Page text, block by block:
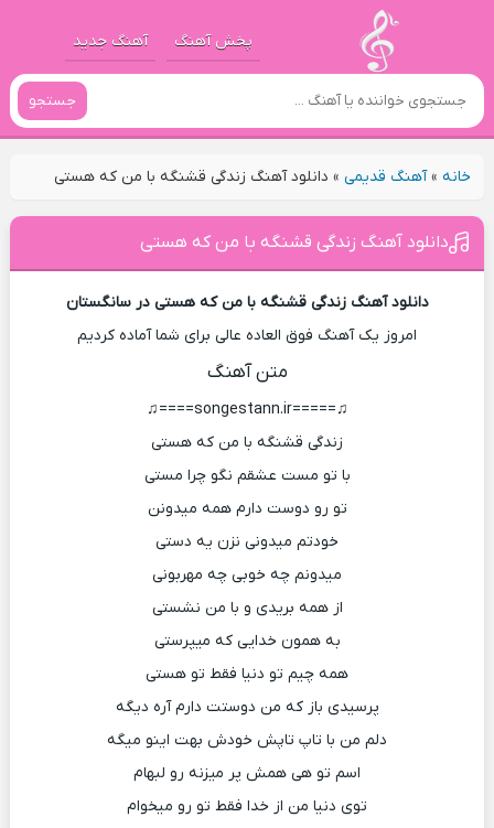
پخش آهنگ آهنگ جدید
جستجو
خانه»آهنگ قدیمی» دانلود آهنگ زندگی قشنگه با من که هستی
دانلود آهنگ زندگی قشنگه با من که هستی
دانلود آهنگ زندگی قشنگه با من که هستی در سانگستان
امروز یک آهنگ فوق العاده عالی برای شما آماده کردیم
متن آهنگ
♫=====songestann.ir====♫
زندگی قشنگه با من که هستی
با تو مست عشقم نگو چرا مستی
تو رو دوست دارم همه میدونن
خودتم میدونی نزن یه دستی
میدونم چه خوبی چه مهربونی
از همه بریدی و با من نشستی
به همون خدایی که میپرستی
همه چیم تو دنیا فقط تو هستی
پرسیدی باز که من دوستت دارم آره دیگه
دلم من با تاپ تاپش خودش بهت اینو میگه
اسم تو هی همش پر میزنه رو لبهام
توی دنیا من از خدا فقط تو رو میخوام